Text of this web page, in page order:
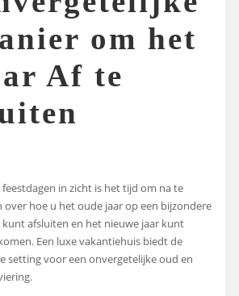
om het
Af te
in zicht is het tijd om na te
over hoe u het oude jaar op een bijzondere
kunt afsluiten en het nieuwe jaar kunt
Een luxe vakantiehuis biedt de
setting voor een onvergetelijke oud en